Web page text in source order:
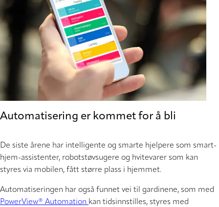
Automatisering er kommet for å bli
De siste årene har intelligente og smarte hjelpere som smart-
hjem-assistenter, robotstøvsugere og hvitevarer som kan
styres via mobilen, fått større plass i hjemmet.
Automatiseringen har også funnet vei til gardinene, som med
PowerView® Automation kan tidsinnstilles, styres med